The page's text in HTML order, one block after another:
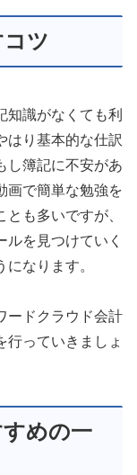
ツ
知識がなくても利
はり基本的な仕訳
し簿記に不安があ
画で簡単な勉強を
も多いですが、
を見つけていく
なります。
ードクラウド会計
行っていきましょ
めの一